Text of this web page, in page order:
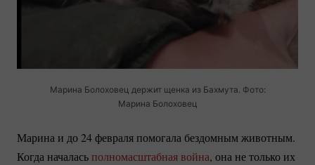
Марина Болоховец держит щенка из Бахмута. Фото:
Марина Болоховец
Марина и до 24 февраля помогала бездомным животным.
Когда началась полномасштабная война, она не только их